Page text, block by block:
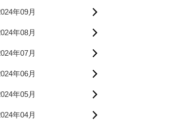
年09月
年08月
年07月
年06月
年05月
年04月